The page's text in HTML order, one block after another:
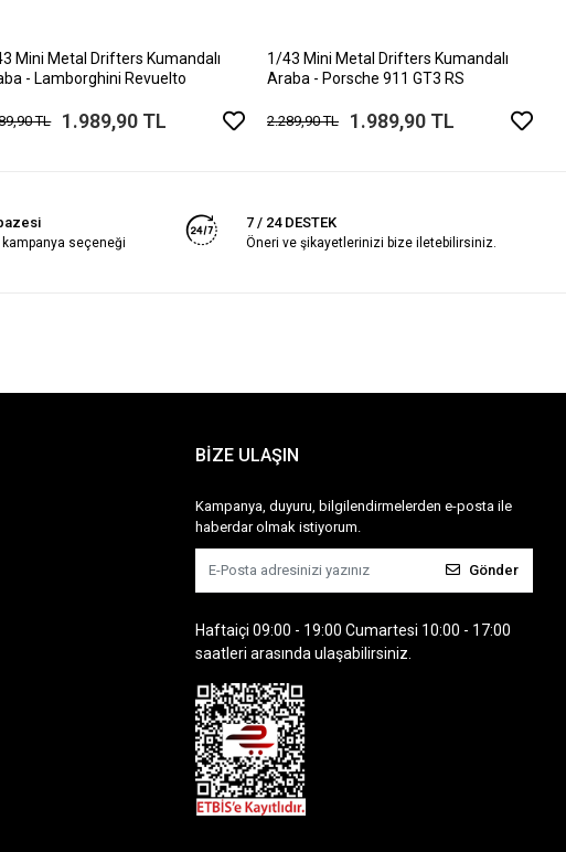
Mini Metal Drifters Kumandalı
- Lamborghini Revuelto
TL 1.989,90 TL
1/43 Mini Metal Drifters Kumandalı
Araba - Porsche 911 GT3 RS
2.289,90 TL 1.989,90 TL
seçeneği
7 / 24 DESTEK
Öneri ve şikayetlerinizi bize iletebilirsiniz.
BİZE ULAŞIN
Kampanya, duyuru, bilgilendirmelerden e-posta ile
haberdar olmak istiyorum.
Gönder
Haftaiçi 09:00 - 19:00 Cumartesi 10:00 - 17:00
saatleri arasında ulaşabilirsiniz.